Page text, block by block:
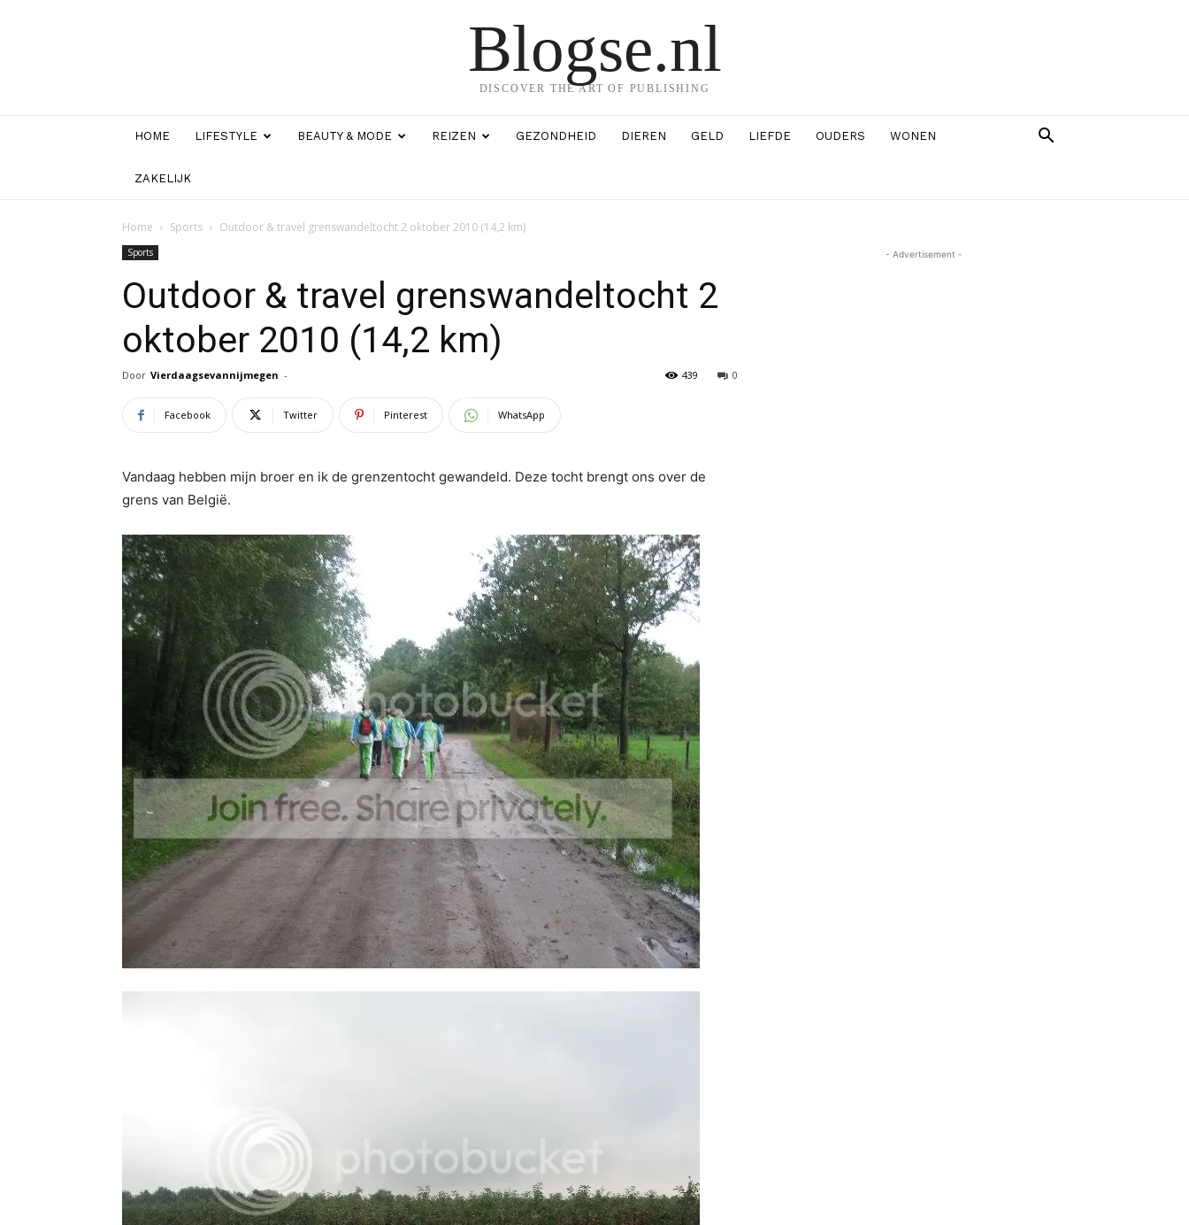
Blogse.nl
DISCOVER THE ART OF PUBLISHING
HOME LIFESTYLE BEAUTY & MODE REIZEN GEZONDHEID DIEREN GELD LIEFDE OUDERS WONEN
ZAKELIJK
Home Sports Outdoor & travel grenswandeltocht 2 oktober 2010 (14,2 km)
Sports
Outdoor & travel grenswandeltocht 2
oktober 2010 (14,2 km)
Door Vierdaagsevannijmegen - 0
439
Facebook Twitter Pinterest WhatsApp
Vandaag hebben mijn broer en ik de grenzentocht gewandeld. Deze tocht brengt ons over de
grens van België.
- Advertisement -